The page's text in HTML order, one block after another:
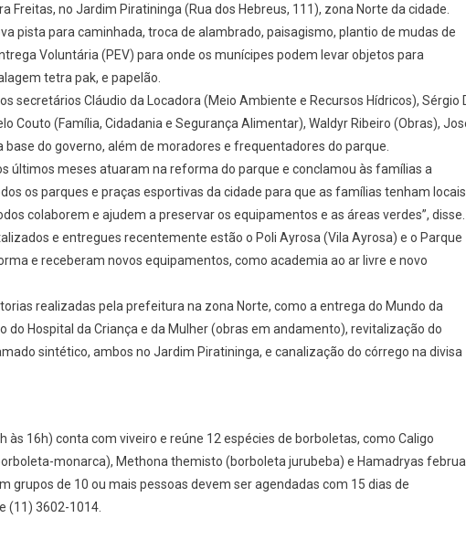
Borboletário
No
Piratininga
Ganham
Revitalização
Freitas, no Jardim Piratininga (Rua dos Hebreus, 111), zona Norte da cidade.
pista para caminhada, troca de alambrado, paisagismo, plantio de mudas de
Voluntária (PEV) para onde os munícipes podem levar objetos para
tetra pak, e papelão.
secretários Cláudio da Locadora (Meio Ambiente e Recursos Hídricos), Sérgio
Couto (Família, Cidadania e Segurança Alimentar), Waldyr Ribeiro (Obras),
do governo, além de moradores e frequentadores do parque.
últimos meses atuaram na reforma do parque e conclamou às famílias a
os parques e praças esportivas da cidade para que as famílias tenham locais
colaborem e ajudem a preservar os equipamentos e as áreas verdes”, disse.
e entregues recentemente estão o Poli Ayrosa (Vila Ayrosa) e o Parque
e receberam novos equipamentos, como academia ao ar livre e novo
realizadas pela prefeitura na zona Norte, como a entrega do Mundo da
do Hospital da Criança e da Mulher (obras em andamento), revitalização do
sintético, ambos no Jardim Piratininga, e canalização do córrego na divisa
às 16h) conta com viveiro e reúne 12 espécies de borboletas, como Caligo
monarca), Methona themisto (borboleta jurubeba) e Hamadryas februa
grupos de 10 ou mais pessoas devem ser agendadas com 15 dias de
(11) 3602-1014.